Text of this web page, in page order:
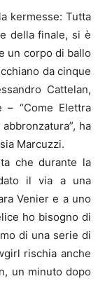
kermesse: Tutta
della finale, si è
un corpo di ballo
da cinque
Cattelan,
“Come Elettra
ha
Marcuzzi.
che durante la
il via a una
Venier e a uno
ho bisogno di
di una serie di
rischia anche
un minuto dopo